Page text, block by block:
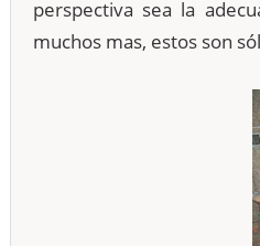
perspectiva sea la
muchos mas, estos son